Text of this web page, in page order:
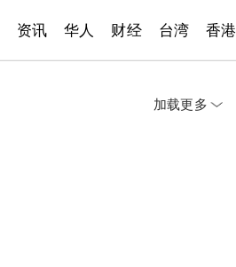
资讯 华人 财经 台湾 香港
加载更多